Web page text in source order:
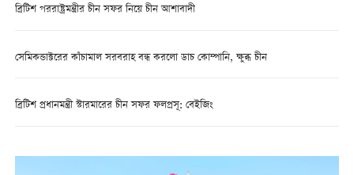
ব্রিটিশ পররাষ্ট্রমন্ত্রীর চীন সফর নিয়ে চীন আশাবাদী
সেমিকন্ডাক্টরের কাঁচামাল সরবরাহ বন্ধ করলো ডাচ কোম্পানি, ক্ষুব্ধ চীন
ব্রিটিশ প্রধানমন্ত্রী স্টারমারের চীন সফর ফলপ্রসূ: বেইজিং